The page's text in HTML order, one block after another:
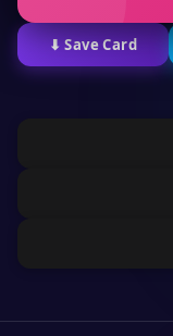
⬇ Save Card